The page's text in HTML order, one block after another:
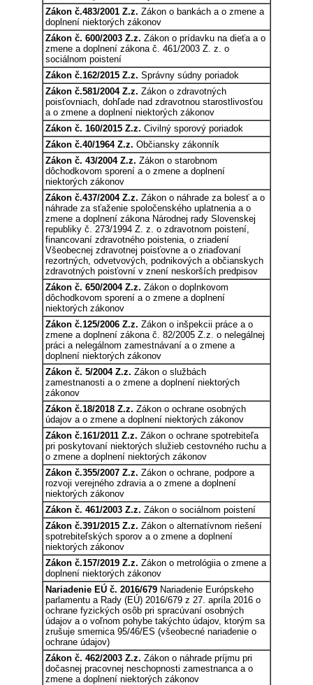
Zákon č.483/2001 Z.z. Zákon o bankách a o zmene a
doplnení niektorých zákonov
Zákon č. 600/2003 Z.z. Zákon o prídavku na dieťa a o
zmene a doplnení zákona č. 461/2003 Z. z. o
sociálnom poistení
Zákon č.162/2015 Z.z. Správny súdny poriadok
Zákon č.581/2004 Z.z. Zákon o zdravotných
poisťovniach, dohľade nad zdravotnou starostlivosťou
a o zmene a doplnení niektorých zákonov
Zákon č. 160/2015 Z.z. Civilný sporový poriadok
Zákon č.40/1964 Z.z. Občiansky zákonník
Zákon č. 43/2004 Z.z. Zákon o starobnom
dôchodkovom sporení a o zmene a doplnení
niektorých zákonov
Zákon č.437/2004 Z.z. Zákon o náhrade za bolesť a o
náhrade za sťaženie spoločenského uplatnenia a o
zmene a doplnení zákona Národnej rady Slovenskej
republiky č. 273/1994 Z. z. o zdravotnom poistení,
financovaní zdravotného poistenia, o zriadení
Všeobecnej zdravotnej poisťovne a o zriaďovaní
rezortných, odvetvových, podnikových a občianskych
zdravotných poisťovní v znení neskorších predpisov
Zákon č. 650/2004 Z.z. Zákon o doplnkovom
dôchodkovom sporení a o zmene a doplnení
niektorých zákonov
Zákon č.125/2006 Z.z. Zákon o inšpekcii práce a o
zmene a doplnení zákona č. 82/2005 Z.z. o nelegálnej
práci a nelegálnom zamestnávaní a o zmene a
doplnení niektorých zákonov
Zákon č. 5/2004 Z.z. Zákon o službách
zamestnanosti a o zmene a doplnení niektorých
zákonov
Zákon č.18/2018 Z.z. Zákon o ochrane osobných
údajov a o zmene a doplnení niektorých zákonov
Zákon č.161/2011 Z.z. Zákon o ochrane spotrebiteľa
pri poskytovaní niektorých služieb cestovného ruchu a
o zmene a doplnení niektorých zákonov
Zákon č.355/2007 Z.z. Zákon o ochrane, podpore a
rozvoji verejného zdravia a o zmene a doplnení
niektorých zákonov
Zákon č. 461/2003 Z.z. Zákon o sociálnom poistení
Zákon č.391/2015 Z.z. Zákon o alternatívnom riešení
spotrebiteľských sporov a o zmene a doplnení
niektorých zákonov
Zákon č.157/2019 Z.z. Zákon o metrológiia o zmene a
doplnení niektorých zákonov
Nariadenie EÚ č. 2016/679 Nariadenie Európskeho
parlamentu a Rady (EÚ) 2016/679 z 27. apríla 2016 o
ochrane fyzických osôb pri spracúvaní osobných
údajov a o voľnom pohybe takýchto údajov, ktorým sa
zrušuje smernica 95/46/ES (všeobecné nariadenie o
ochrane údajov)
Zákon č. 462/2003 Z.z. Zákon o náhrade príjmu pri
dočasnej pracovnej neschopnosti zamestnanca a o
zmene a doplnení niektorých zákonov